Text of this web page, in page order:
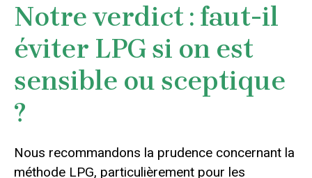
Notre verdict : faut-il
éviter LPG si on est
sensible ou sceptique
?
Nous recommandons la prudence concernant la
méthode LPG, particulièrement pour les